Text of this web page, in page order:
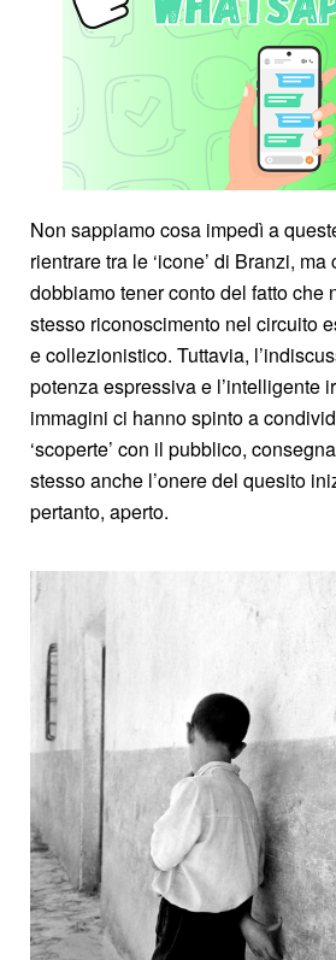
Non sappiamo cosa impedì a
rientrare tra le ‘icone’ di Branzi, ma
dobbiamo tener conto del fatto che
stesso riconoscimento nel circuito
e collezionistico. Tuttavia,
potenza espressiva e l’intelligente
immagini ci hanno spinto a
‘scoperte’ con il pubblico,
stesso anche l’onere del quesito
pertanto, aperto.